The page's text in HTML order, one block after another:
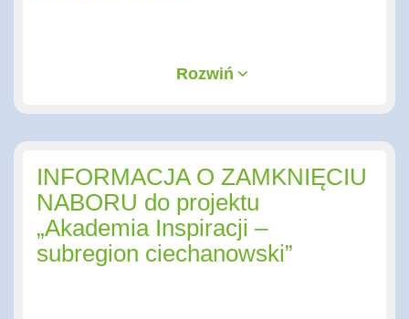
Rozwiń
INFORMACJA O ZAMKNIĘCIU
NABORU do projektu
„Akademia Inspiracji –
subregion ciechanowski”